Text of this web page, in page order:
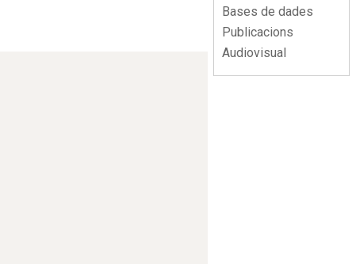
Bases de dades
Publicacions
Audiovisual